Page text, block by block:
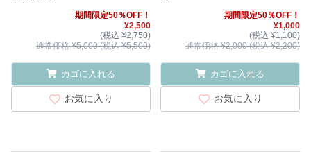
期間限定50％OFF！
¥2,500
(税込 ¥2,750)
通常価格 ¥5,000 (税込 ¥5,500)
カゴに入れる
お気に入り
期間限定50％OFF！
¥1,000
(税込 ¥1,100)
通常価格 ¥2,000 (税込 ¥2,200)
カゴに入れる
お気に入り